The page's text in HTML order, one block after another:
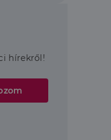
hírekről!